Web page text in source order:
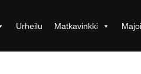
Urheilu Matkavinkki